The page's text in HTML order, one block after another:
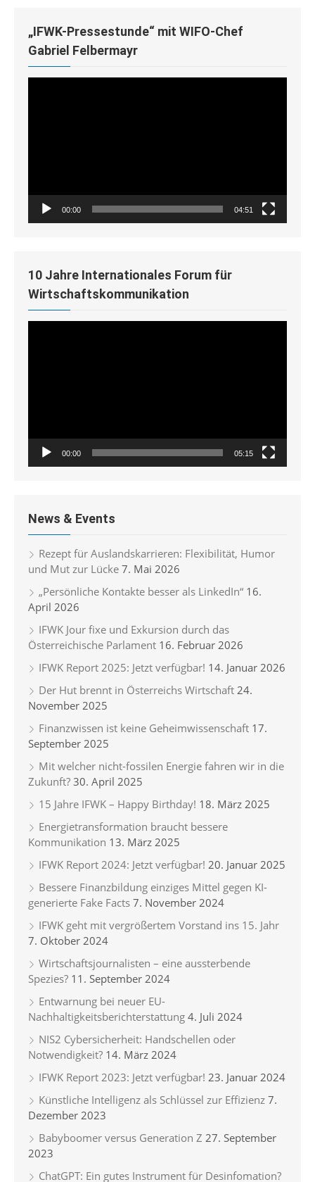
„IFWK-Pressestunde“ mit WIFO-Chef
Gabriel Felbermayr
00:00 04:51
10 Jahre Internationales Forum für
Wirtschaftskommunikation
00:00 05:15
News & Events
Rezept für Auslandskarrieren: Flexibilität, Humor
und Mut zur Lücke 7. Mai 2026
„Persönliche Kontakte besser als LinkedIn“ 16.
April 2026
IFWK Jour fixe und Exkursion durch das
Österreichische Parlament 16. Februar 2026
IFWK Report 2025: Jetzt verfügbar! 14. Januar 2026
Der Hut brennt in Österreichs Wirtschaft 24.
November 2025
Finanzwissen ist keine Geheimwissenschaft 17.
September 2025
Mit welcher nicht-fossilen Energie fahren wir in die
Zukunft? 30. April 2025
15 Jahre IFWK – Happy Birthday! 18. März 2025
Energietransformation braucht bessere
Kommunikation 13. März 2025
IFWK Report 2024: Jetzt verfügbar! 20. Januar 2025
Bessere Finanzbildung einziges Mittel gegen KI-
generierte Fake Facts 7. November 2024
IFWK geht mit vergrößertem Vorstand ins 15. Jahr
7. Oktober 2024
Wirtschaftsjournalisten – eine aussterbende
Spezies? 11. September 2024
Entwarnung bei neuer EU-
Nachhaltigkeitsberichterstattung 4. Juli 2024
NIS2 Cybersicherheit: Handschellen oder
Notwendigkeit? 14. März 2024
IFWK Report 2023: Jetzt verfügbar! 23. Januar 2024
Künstliche Intelligenz als Schlüssel zur Effizienz 7.
Dezember 2023
Babyboomer versus Generation Z 27. September
2023
ChatGPT: Ein gutes Instrument für Desinfomation?